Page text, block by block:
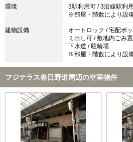
環境
3駅利用可 / 3沿線駅利
※部屋・階数により設
建物設備
オートロック / 宅配ボ
ミ出し可 / 敷地内ごみ
下水道 / 駐輪場
※部屋・階数により設
フジテラス春日野道周辺の空室物件